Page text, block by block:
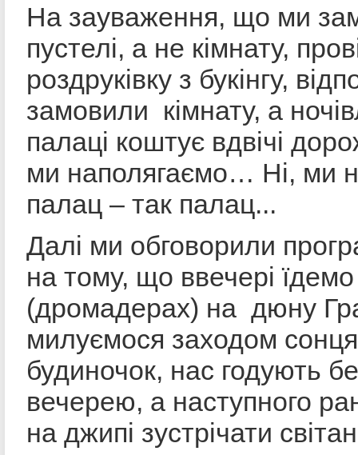
На зауваження, що ми
пустелі, а не кімнату,
роздруківку з букінгу,
замовили кімнату, а
палаці коштує вдвічі
ми наполягаємо… Ні, ми
палац – так палац...
Далі ми обговорили
на тому, що ввечері
(дромадерах) на дюну
милуємося заходом
будиночок, нас годують
вечерею, а наступного
на джипі зустрічати